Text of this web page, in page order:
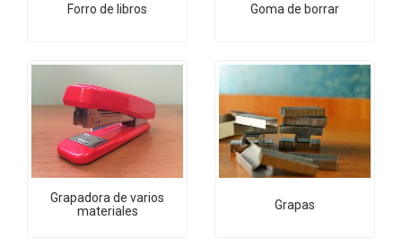
Forro de libros Goma de borrar
Grapadora de varios
materiales
Grapas